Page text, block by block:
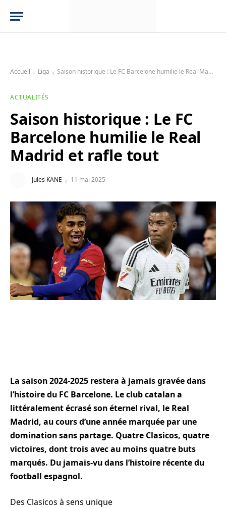
Accueil ┌ Liga ┌Saison historique : Le FC Barcelone humilie le Real Madrid et rafle tout
ACTUALITÉS
Saison historique : Le FC
Barcelone humilie le Real
Madrid et rafle tout
Jules KANE 11 mai 2025
La saison 2024-2025 restera à jamais gravée dans
l’histoire du FC Barcelone. Le club catalan a
littéralement écrasé son éternel rival, le Real
Madrid, au cours d’une année marquée par une
domination sans partage. Quatre Clasicos, quatre
victoires, dont trois avec au moins quatre buts
marqués. Du jamais-vu dans l’histoire récente du
football espagnol.
Des Clasicos à sens unique